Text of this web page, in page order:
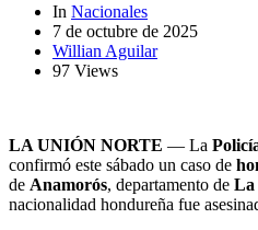
In Nacionales
7 de octubre de 2025
Willian Aguilar
97 Views
LA UNIÓN NORTE — La
confirmó este sábado un caso de
de Anamorós, departamento de La
nacionalidad hondureña fue